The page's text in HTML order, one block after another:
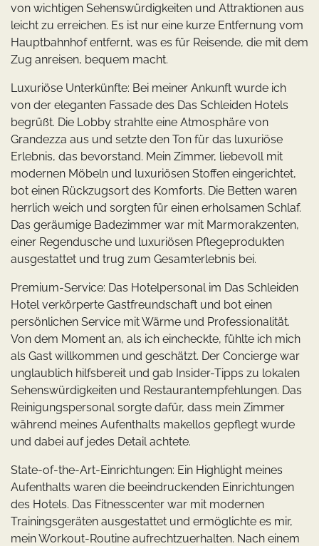
von wichtigen Sehenswürdigkeiten und Attraktionen aus
leicht zu erreichen. Es ist nur eine kurze Entfernung vom
Hauptbahnhof entfernt, was es für Reisende, die mit dem
Zug anreisen, bequem macht.
Luxuriöse Unterkünfte: Bei meiner Ankunft wurde ich
von der eleganten Fassade des Das Schleiden Hotels
begrüßt. Die Lobby strahlte eine Atmosphäre von
Grandezza aus und setzte den Ton für das luxuriöse
Erlebnis, das bevorstand. Mein Zimmer, liebevoll mit
modernen Möbeln und luxuriösen Stoffen eingerichtet,
bot einen Rückzugsort des Komforts. Die Betten waren
herrlich weich und sorgten für einen erholsamen Schlaf.
Das geräumige Badezimmer war mit Marmorakzenten,
einer Regendusche und luxuriösen Pflegeprodukten
ausgestattet und trug zum Gesamterlebnis bei.
Premium-Service: Das Hotelpersonal im Das Schleiden
Hotel verkörperte Gastfreundschaft und bot einen
persönlichen Service mit Wärme und Professionalität.
Von dem Moment an, als ich eincheckte, fühlte ich mich
als Gast willkommen und geschätzt. Der Concierge war
unglaublich hilfsbereit und gab Insider-Tipps zu lokalen
Sehenswürdigkeiten und Restaurantempfehlungen. Das
Reinigungspersonal sorgte dafür, dass mein Zimmer
während meines Aufenthalts makellos gepflegt wurde
und dabei auf jedes Detail achtete.
State-of-the-Art-Einrichtungen: Ein Highlight meines
Aufenthalts waren die beeindruckenden Einrichtungen
des Hotels. Das Fitnesscenter war mit modernen
Trainingsgeräten ausgestattet und ermöglichte es mir,
mein Workout-Routine aufrechtzuerhalten. Nach einem